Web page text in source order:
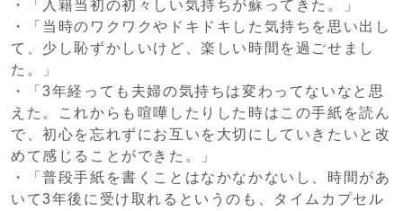
・「入籍当初の初々しい気持ちが蘇ってきた。」
・「当時のワクワクやドキドキした気持ちを思い出し
て、少し恥ずかしいけど、楽しい時間を過ごせまし
た。」
・「3年経っても夫婦の気持ちは変わってないなと思
えた。これからも喧嘩したりした時はこの手紙を読ん
で、初心を忘れずにお互いを大切にしていきたいと改
めて感じることができた。」
・「普段手紙を書くことはなかなかないし、時間があ
いて3年後に受け取れるというのも、タイムカプセル